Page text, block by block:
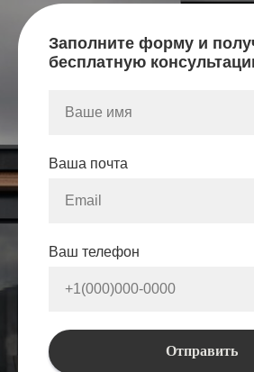
Заполните форму и
бесплатную
Ваша почта
Ваш телефон
Отправить